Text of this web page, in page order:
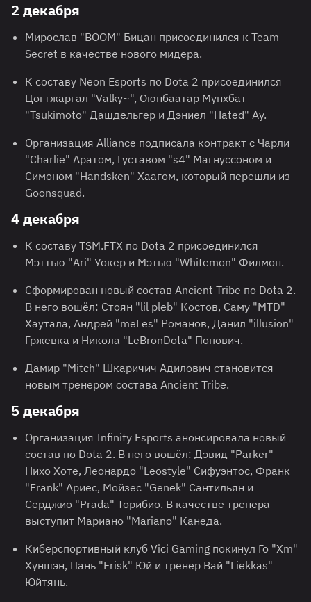
2 декабря
Мирослав "BOOM" Бицан присоединился к Team
Secret в качестве нового мидера.
К составу Neon Esports по Dota 2 присоединился
Цогтжаргал "Valky~", Оюнбаатар Мунхбат
"Tsukimoto" Дашдельгер и Дэниел "Hated" Ау.
Организация Alliance подписала контракт с Чарли
"Charlie" Аратом, Густавом "s4" Магнуссоном и
Симоном "Handsken" Хаагом, который перешли из
Goonsquad.
4 декабря
К составу TSM.FTX по Dota 2 присоединился
Мэттью "Ari" Уокер и Мэтью "Whitemon" Филмон.
Сформирован новый состав Ancient Tribe по Dota 2.
В него вошёл: Стоян "lil pleb" Костов, Саму "MTD"
Хаутала, Андрей "meLes" Романов, Данил "illusion"
Гржевка и Никола "LeBronDota" Попович.
Дамир "Mitch" Шкаричич Адилович становится
новым тренером состава Ancient Tribe.
5 декабря
Организация Infinity Esports анонсировала новый
состав по Dota 2. В него вошёл: Дэвид "Parker"
Нихо Хоте, Леонардо "Leostyle" Сифуэнтос, Франк
"Frank" Ариес, Мойзес "Genek" Сантильян и
Серджио "Prada" Торибио. В качестве тренера
выступит Мариано "Mariano" Канеда.
Киберспортивный клуб Vici Gaming покинул Го "Xm"
Хуншэн, Пань "Frisk" Юй и тренер Вай "Liekkas"
Юйтянь.